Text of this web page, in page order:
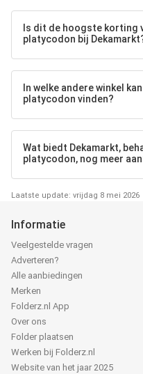
Is dit de hoogste korting
platycodon bij
In welke andere winkel
platycodon vinden?
Wat biedt Dekamarkt,
platycodon, nog meer
Laatste update: vrijdag 8 mei 2026
Informatie
Veelgestelde vragen
Adverteren?
Alle aanbiedingen
Merken
Folderz.nl App
Over ons
Folder plaatsen
Werken bij Folderz.nl
Website van het jaar 2025